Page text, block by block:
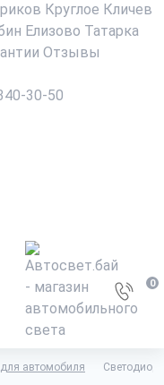
Круглое Кличев
Елизово Татарка
Отзывы
30-50
0
автомобиля